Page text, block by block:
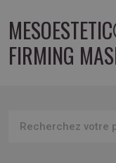
FIRMING